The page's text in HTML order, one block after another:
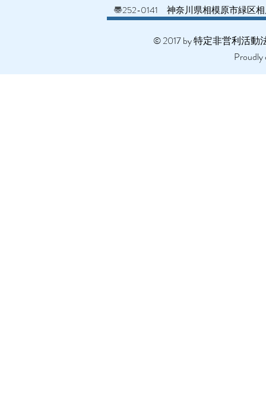
〠252-0141 神奈川県相模原市緑
© 2017 by 特定非営利活
Proudly